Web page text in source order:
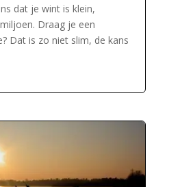
dat je wint is klein,
Draag je een
Dat is zo niet slim, de kans